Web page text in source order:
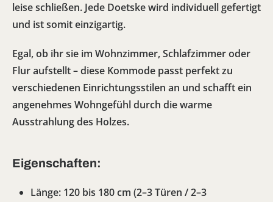
leise schließen. Jede Doetske wird individuell gefertigt
und ist somit einzigartig.
Egal, ob ihr sie im Wohnzimmer, Schlafzimmer oder
Flur aufstellt – diese Kommode passt perfekt zu
verschiedenen Einrichtungsstilen an und schafft ein
angenehmes Wohngefühl durch die warme
Ausstrahlung des Holzes.
Eigenschaften:
Länge: 120 bis 180 cm (2–3 Türen / 2–3